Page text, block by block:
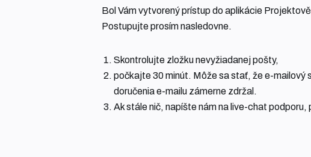
Bol Vám vytvorený prístup do aplikácie
Postupujte prosím nasledovne.
Skontrolujte zložku nevyžiadanej pošty,
počkajte 30 minút. Môže sa stať, že e-mailový
doručenia e-mailu zámerne zdržal.
Ak stále nič, napíšte nám na live-chat podporu,